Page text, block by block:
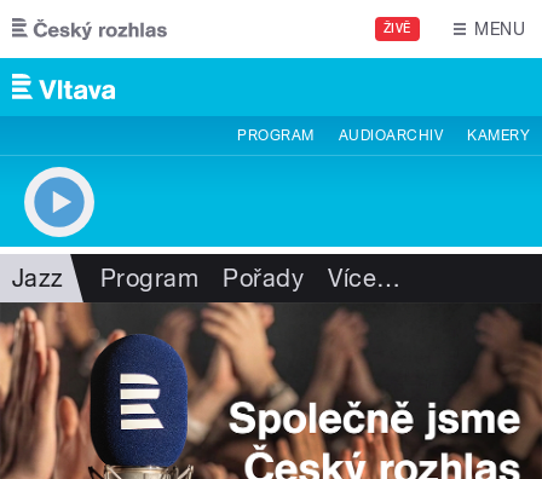
Přejít k hlavnímu obsahu
ŽIVĚ MENU
PROGRAM AUDIOARCHIV KAMERY
Jazz Program Pořady Více…